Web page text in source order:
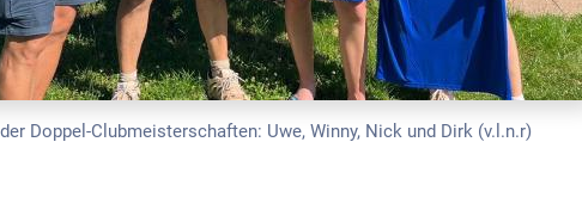
Doppel-Clubmeisterschaften: Uwe, Winny, Nick und Dirk (v.l.n.r)